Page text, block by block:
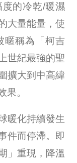
的冷乾/暖濕
大量能量，使
暱稱為「柯吉
世紀最強的聖
擴大到中高緯
果。
暖化持續發生
件而停滯。即
」重現，降溫